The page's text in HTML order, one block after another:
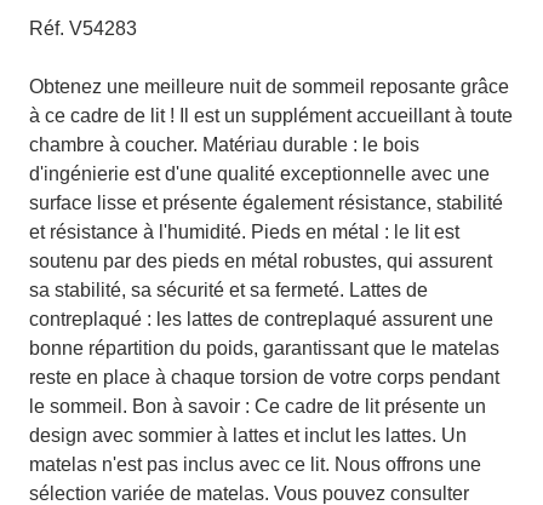
Réf. V54283
Obtenez une meilleure nuit de sommeil reposante grâce
à ce cadre de lit ! Il est un supplément accueillant à toute
chambre à coucher. Matériau durable : le bois
d'ingénierie est d'une qualité exceptionnelle avec une
surface lisse et présente également résistance, stabilité
et résistance à l'humidité. Pieds en métal : le lit est
soutenu par des pieds en métal robustes, qui assurent
sa stabilité, sa sécurité et sa fermeté. Lattes de
contreplaqué : les lattes de contreplaqué assurent une
bonne répartition du poids, garantissant que le matelas
reste en place à chaque torsion de votre corps pendant
le sommeil. Bon à savoir : Ce cadre de lit présente un
design avec sommier à lattes et inclut les lattes. Un
matelas n'est pas inclus avec ce lit. Nous offrons une
sélection variée de matelas. Vous pouvez consulter